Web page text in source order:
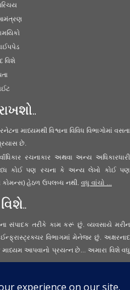
વિશે
માધ્યમથી વિશ્વના વિવિધ વિભાગોમાં વસતા
છે.
રચનાકાર અથવા અન્ય અધિકારધારી
કોઈ પણ રચના કે અન્ય લેખો કોઈ પણ
કોમન્સ) હેઠળ ઉપલબ્ધ નથી. વધુ વાંચો ...
સંપાદક તરીકે કામ કરૂં છું. વ્યવસાયે મરીન
વિભાગમાં મેનેજર છું. અક્ષરનાદ
આપવાનો પ્રયત્ન છે... અમારા વિશે વધુ